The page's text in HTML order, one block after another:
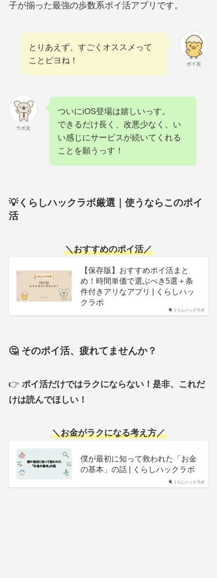
子が揃った最強の歩数系ポイ活アプリです。
ポイ吉
とりあえず、すごくオススメって
ことピヨね！
ラボ太
ついにiOS登場は嬉しいっす。
できるだけ長く、改悪少なく、い
い感じにサービスが続いてくれる
ことを願うっす！
💡くらしハックラボ厳選｜使うならこのポイ
活
＼おすすめのポイ活／
くらしハックラボ
【保存版】おすすめポイ活まと
め！時間単価で選ぶべき5選＋条
件付きアリなアプリ | くらしハッ
クラボ
🤔 そのポイ活、疲れてませんか？
👉 ポイ活だけではラクにならない！ 是非、これだ
けは読んでほしい！
＼お金がラクになる考え方／
くらしハックラボ
僕が最初に知って救われた「お金
の基本」の話 | くらしハックラボ